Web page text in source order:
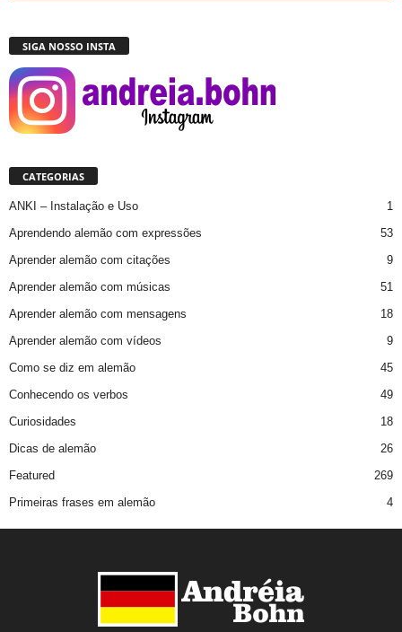
SIGA NOSSO INSTA
CATEGORIAS
ANKI – Instalação e Uso
1
Aprendendo alemão com expressões
53
Aprender alemão com citações
9
Aprender alemão com músicas
51
Aprender alemão com mensagens
18
Aprender alemão com vídeos
9
Como se diz em alemão
45
Conhecendo os verbos
49
Curiosidades
18
Dicas de alemão
26
Featured
269
Primeiras frases em alemão
4